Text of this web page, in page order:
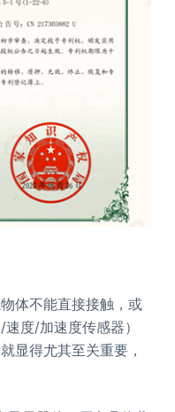
体不能直接接触，或
度/加速度传感器）
显得尤其至关重要，